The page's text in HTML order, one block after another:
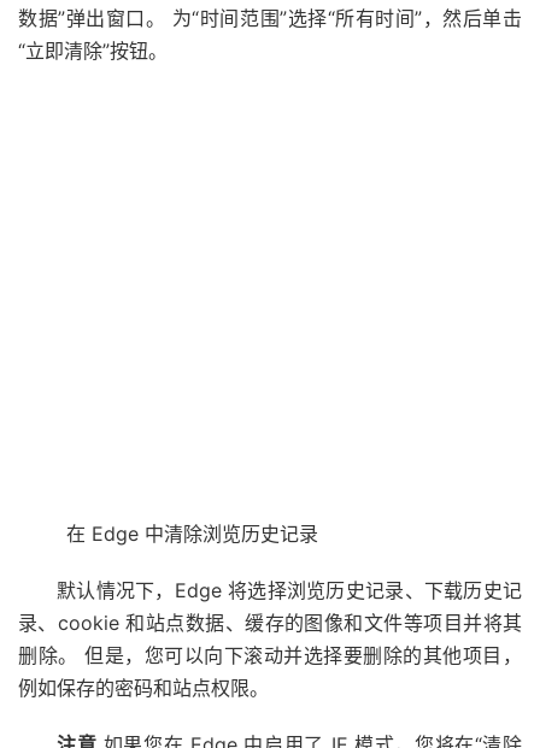
数据”弹出窗口。 为“时间范围”选择“所有时间”，然后单击
“立即清除”按钮。
在 Edge 中清除浏览历史记录
默认情况下，Edge 将选择浏览历史记录、下载历史记
录、cookie 和站点数据、缓存的图像和文件等项目并将其
删除。 但是，您可以向下滚动并选择要删除的其他项目，
例如保存的密码和站点权限。